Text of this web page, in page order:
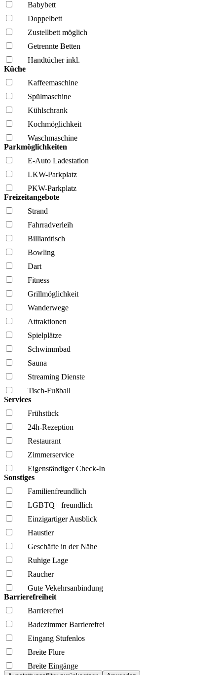
Babybett
Doppelbett
Zustellbett möglich
Getrennte Betten
Handtücher inkl.
Küche
Kaffee­maschine
Spül­maschine
Kühl­schrank
Kochmöglich­keit
Wasch­maschine
Parkmöglichkeiten
E-Auto Ladestation
LKW-Parkplatz
PKW-Parkplatz
Freizeitangebote
Strand
Fahrrad­verleih
Billiardtisch
Bowling
Dart
Fitness
Grillmöglich­keit
Wanderwege
Attraktionen
Spielplätze
Schwimmbad
Sauna
Streaming Dienste
Tisch-Fußball
Services
Frühstück
24h-Rezeption
Restaurant
Zimmerservice
Eigenständiger Check-In
Sonstiges
Familien­freundlich
LGBTQ+ freundlich
Einzigartiger Ausblick
Haustier
Geschäfte in der Nähe
Ruhige Lage
Raucher
Gute Vekehrsanbindung
Barrierefreiheit
Barrierefrei
Badezimmer Barrierefrei
Eingang Stufenlos
Breite Flure
Breite Eingänge